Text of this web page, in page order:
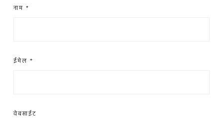
नाम *
ईमेल *
वेबसाईट